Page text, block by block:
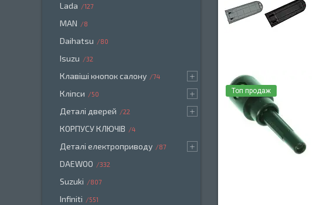
Топ продаж
Lada 127
MAN 8
Daihatsu 80
Isuzu 32
Клавіші кнопок салону 74
Кліпси 50
Деталі дверей 22
КОРПУСУ КЛЮЧІВ 4
Деталі електроприводу 87
DAEWOO 332
Suzuki 807
Infiniti 551